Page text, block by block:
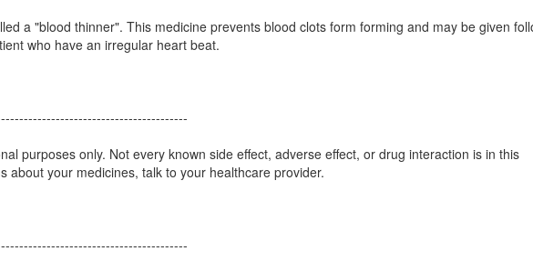
a "blood thinner". This medicine prevents blood clots form forming and may be given
who have an irregular heart beat.
purposes only. Not every known side effect, adverse effect, or drug interaction is in this
about your medicines, talk to your healthcare provider.